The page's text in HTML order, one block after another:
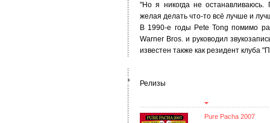
"Но я никогда не останавливаюсь.
желая делать что-то всё лучше и
В 1990-е годы Pete Tong помимо
Warner Bros. и руководил
известен также как резидент клуба
Релизы
Pure Pacha 2007